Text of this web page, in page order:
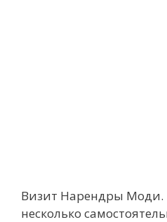
Визит Нарендры Моди.
несколько